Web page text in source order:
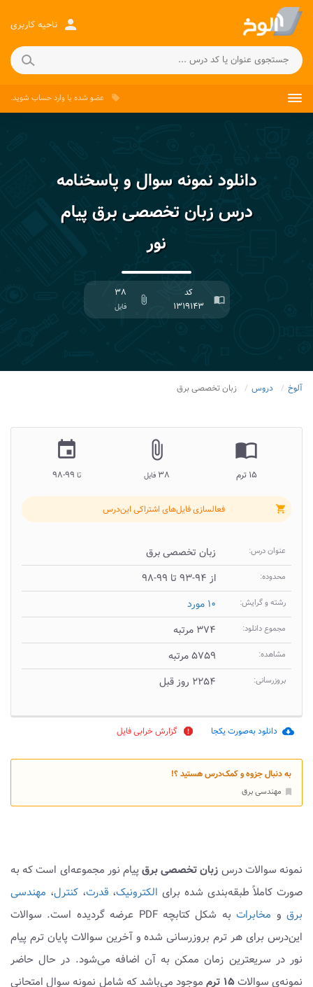
person ناحیه کاربری
local_offer عضو شده یاوارد حساب شوید.
دانلود نمونه سوال و پاسخنامه
درس زبان تخصصی برق پیام
نور
import_contacts
کد
۱۳۱۹۱۴۳
attach_file
۳۸
فایل
آلوخ دروس زبان تخصصی برق
import_contacts
۱۵ ترم
attach_file
۳۸ فایل
insert_invitation
تا
shopping_cart فعالسازی فایل‌های اشتراکی این‌درس
عنوان درس: زبان تخصصی برق
محدوده: از ۹۴-۹۳ تا ۹۹-۹۸
رشته و گرایش: ۱۰ مورد
مجموع دانلود: ۳۷۴ مرتبه
مشاهده: ۵۷۵۹ مرتبه
بروزرسانی: ۲۲۵۴ روز قبل
cloud_download دانلود به‌صورت یکجا report گزارش خرابی فایل
به دنبال جزوه و کمک‌درس هستید ؟!
مهندسی برق
نمونه سوالات درس زبان تخصصی برقپیام نور مجموعه‌ای است که به
صورت کاملاً طبقه‌بندی شده برای الکترونیک، قدرت،کنترل، مهندسی
برقو مخابرات
به شکل کتابچه PDF عرضه گردیده است. سوالات
این‌درس برای هر ترم بروزرسانی شده و آخرین سوالات پایان ترم پیام
نور در سریعترین زمان ممکن به آن اضافه می‌شود. در حال حاضر
نمونه‌ی سوالات۱۵ ترم
موجود می‌باشد که شامل نمونه سوال امتحانی